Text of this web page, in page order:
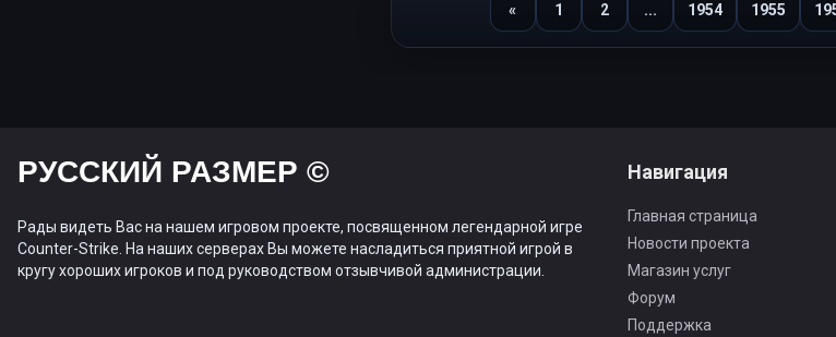
«
Назад
1 2 ... 1954 1955
РУССКИЙ РАЗМЕР ©
Рады видеть Вас на нашем игровом проекте, посвященном легендарной игре
Counter-Strike. На наших серверах Вы можете насладиться приятной игрой в
кругу хороших игроков и под руководством отзывчивой администрации.
Навигация
Главная страница
Новости проекта
Магазин услуг
Форум
Поддержка